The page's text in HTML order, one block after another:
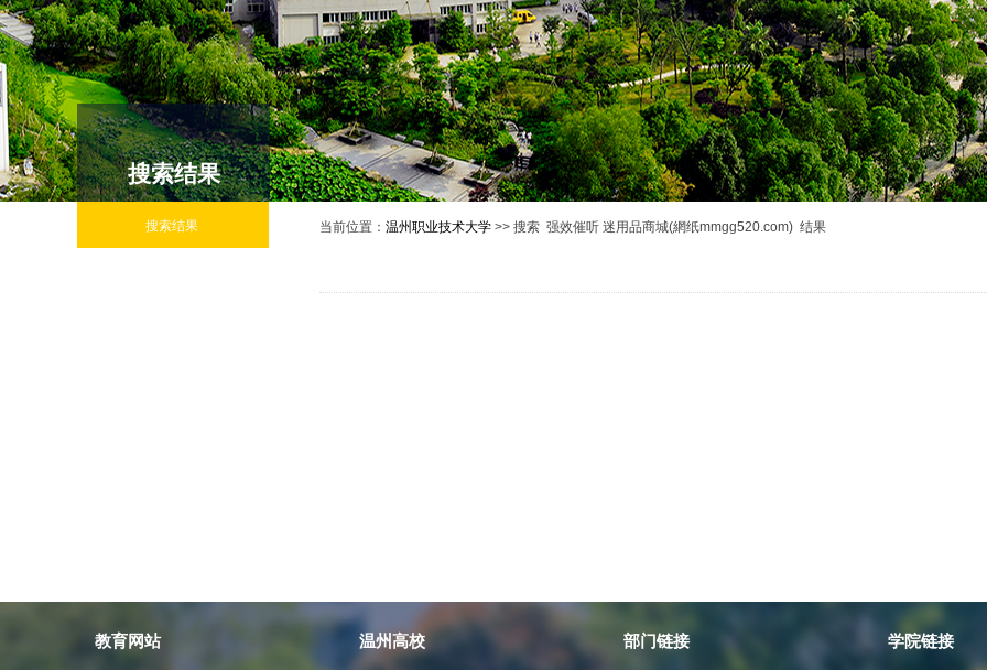
搜索结果
搜索结果 当前位置： 温州职业技术大学 >> 搜索 强效催听 迷用品商城(網纸mmgg520.com) 结果
教育网站 温州高校 部门链接 学院链接